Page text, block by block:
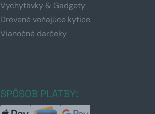
Vychytávky & Gadgety
Drevené voňajúce kytice
Vianočné darčeky
SPÔSOB PLATBY: